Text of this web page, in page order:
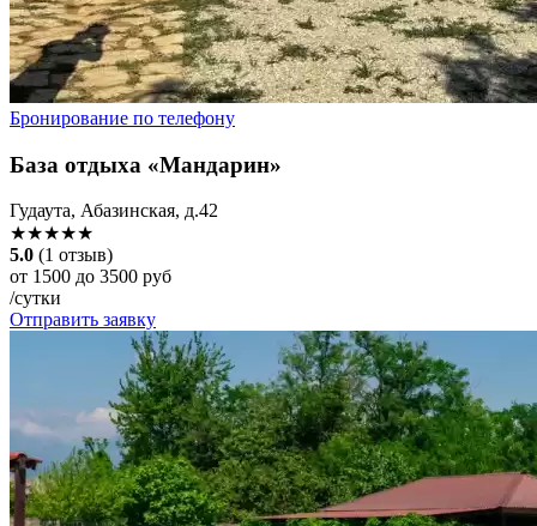
Бронирование по телефону
База отдыха «Мандарин»
Гудаута, Абазинская, д.42
★★★★★
5.0 (1 отзыв)
от 1500 до 3500 руб
/сутки
Отправить заявку